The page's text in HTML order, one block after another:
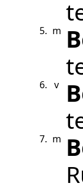
5. m
6. v
7. m